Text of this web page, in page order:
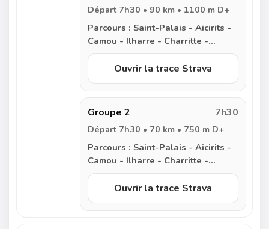
Départ 7h30 • 90 km • 1100 m D+
Parcours :
Camou - Ilharre - Charritte -
Bidache - Peyrehorade - Cagnotte
- Saint Cricq du Gave - Carresse -
Escos - Ilharre - Arbouet - Saint-
Ouvrir la trace Strava
Groupe 2 7h30
Départ 7h30 • 70 km • 750 m D+
Parcours :
Camou - Ilharre - Charritte -
Bidache - Peyrehorade - Sorde
l’Abbaye - Carresse - Escos -
Ilharre - Arbouet - Saint-Palais
Ouvrir la trace Strava